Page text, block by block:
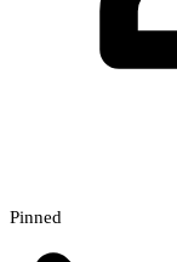
Pinned